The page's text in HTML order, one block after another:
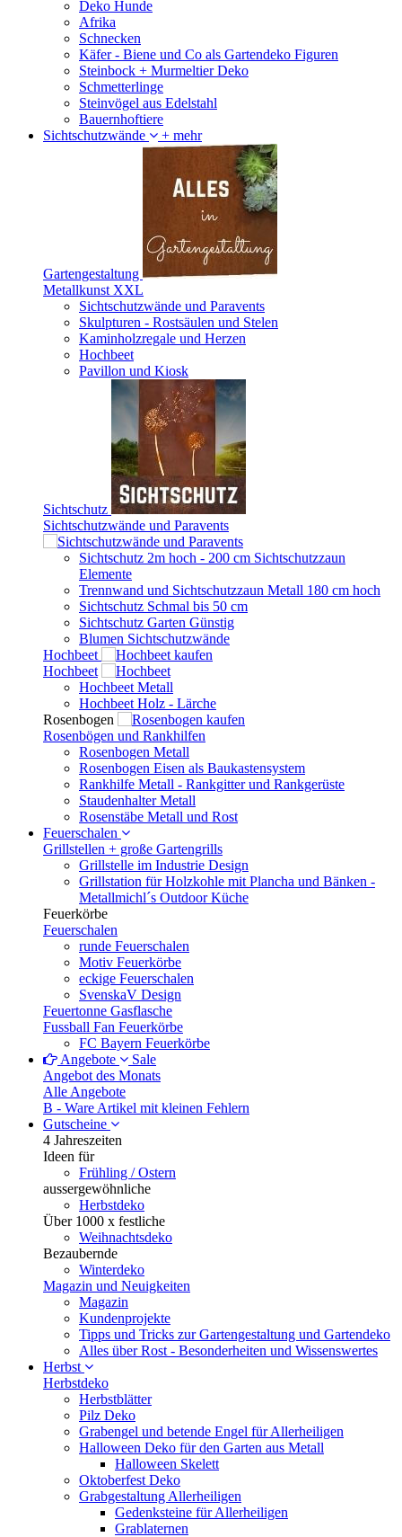
Deko Hunde
Afrika
Schnecken
Käfer - Biene und Co als Gartendeko Figuren
Steinbock + Murmeltier Deko
Schmetterlinge
Steinvögel aus Edelstahl
Bauernhoftiere
Sichtschutzwände
+ mehr
Gartengestaltung
Metallkunst XXL
Sichtschutzwände und Paravents
Skulpturen - Rostsäulen und Stelen
Kaminholzregale und Herzen
Hochbeet
Pavillon und Kiosk
Sichtschutz
Sichtschutzwände und Paravents
Sichtschutz 2m hoch - 200 cm Sichtschutzzaun
Elemente
Trennwand und Sichtschutzzaun Metall 180 cm hoch
Sichtschutz Schmal bis 50 cm
Sichtschutz Garten Günstig
Blumen Sichtschutzwände
Hochbeet
Hochbeet
Hochbeet Metall
Hochbeet Holz - Lärche
Rosenbogen
Rosenbögen und Rankhilfen
Rosenbogen Metall
Rosenbogen Eisen als Baukastensystem
Rankhilfe Metall - Rankgitter und Rankgerüste
Staudenhalter Metall
Rosenstäbe Metall und Rost
Feuerschalen
Grillstellen + große Gartengrills
Grillstelle im Industrie Design
Grillstation für Holzkohle mit Plancha und Bänken -
Metallmichl´s Outdoor Küche
Feuerkörbe
Feuerschalen
runde Feuerschalen
Motiv Feuerkörbe
eckige Feuerschalen
SvenskaV Design
Feuertonne Gasflasche
Fussball Fan Feuerkörbe
FC Bayern Feuerkörbe
Angebote
Sale
Angebot des Monats
Alle Angebote
B - Ware Artikel mit kleinen Fehlern
Gutscheine
4 Jahreszeiten
Ideen für
Frühling / Ostern
aussergewöhnliche
Herbstdeko
Über 1000 x festliche
Weihnachtsdeko
Bezaubernde
Winterdeko
Magazin und Neuigkeiten
Magazin
Kundenprojekte
Tipps und Tricks zur Gartengestaltung und Gartendeko
Alles über Rost - Besonderheiten und Wissenswertes
Herbst
Herbstdeko
Herbstblätter
Pilz Deko
Grabengel und betende Engel für Allerheiligen
Halloween Deko für den Garten aus Metall
Halloween Skelett
Oktoberfest Deko
Grabgestaltung Allerheiligen
Gedenksteine für Allerheiligen
Grablaternen